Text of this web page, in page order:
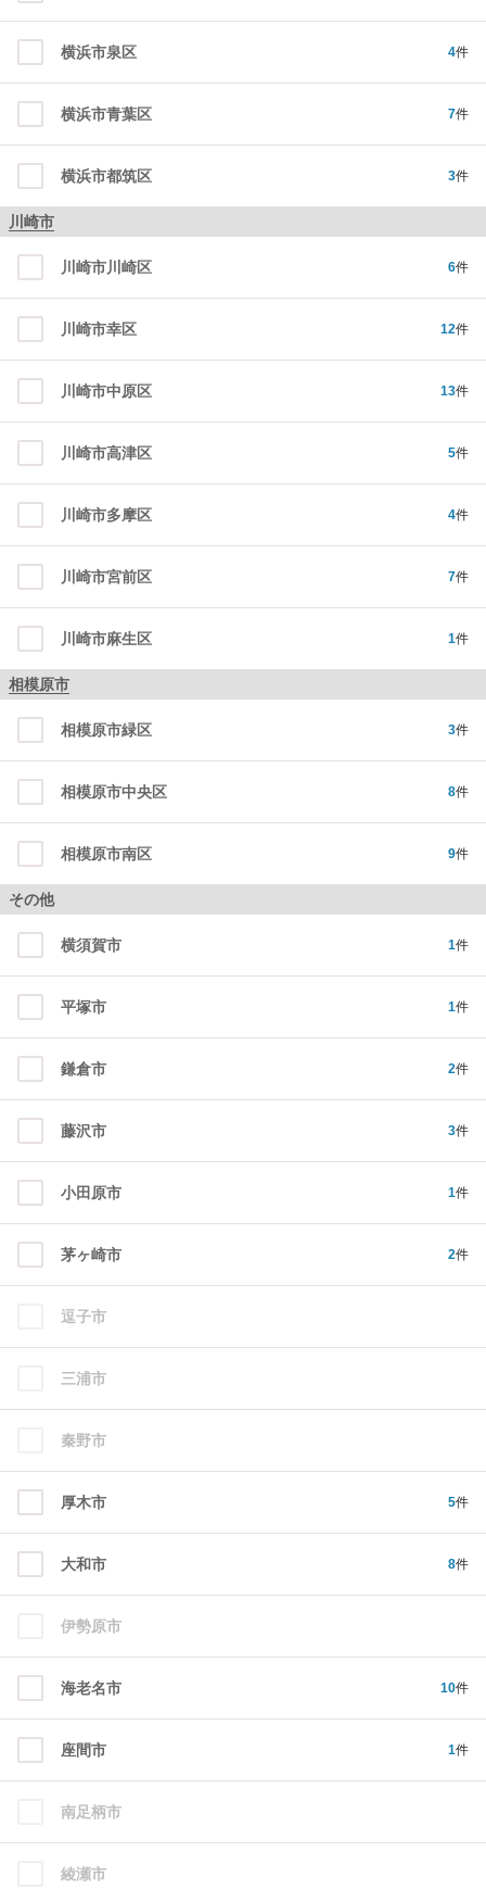
横浜市泉区 4件
横浜市青葉区 7件
横浜市都筑区 3件
川崎市
川崎市川崎区 6件
川崎市幸区 12件
川崎市中原区 13件
川崎市高津区 5件
川崎市多摩区 4件
川崎市宮前区 7件
川崎市麻生区 1件
相模原市
相模原市緑区 3件
相模原市中央区 8件
相模原市南区 9件
その他
横須賀市 1件
平塚市 1件
鎌倉市 2件
藤沢市 3件
小田原市 1件
茅ヶ崎市 2件
逗子市
三浦市
秦野市
厚木市 5件
大和市 8件
伊勢原市
海老名市 10件
座間市 1件
南足柄市
綾瀬市